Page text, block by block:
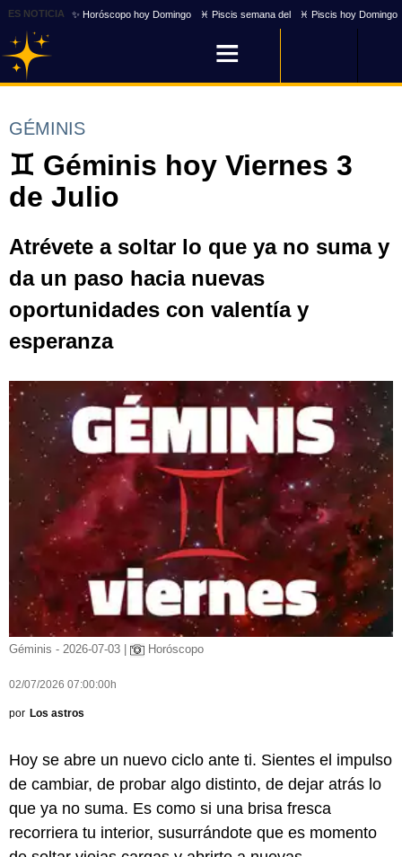
ES NOTICIA ✨ Horóscopo hoy Domingo ♓ Piscis semana del ♓ Piscis hoy Domingo
GÉMINIS
♊ Géminis hoy Viernes 3
de Julio
Atrévete a soltar lo que ya no suma y
da un paso hacia nuevas
oportunidades con valentía y
esperanza
Géminis - 2026-07-03 | Horóscopo
02/07/2026 07:00:00h
por Los astros
Hoy se abre un nuevo ciclo ante ti. Sientes el impulso
de cambiar, de probar algo distinto, de dejar atrás lo
que ya no suma. Es como si una brisa fresca
recorriera tu interior, susurrándote que es momento